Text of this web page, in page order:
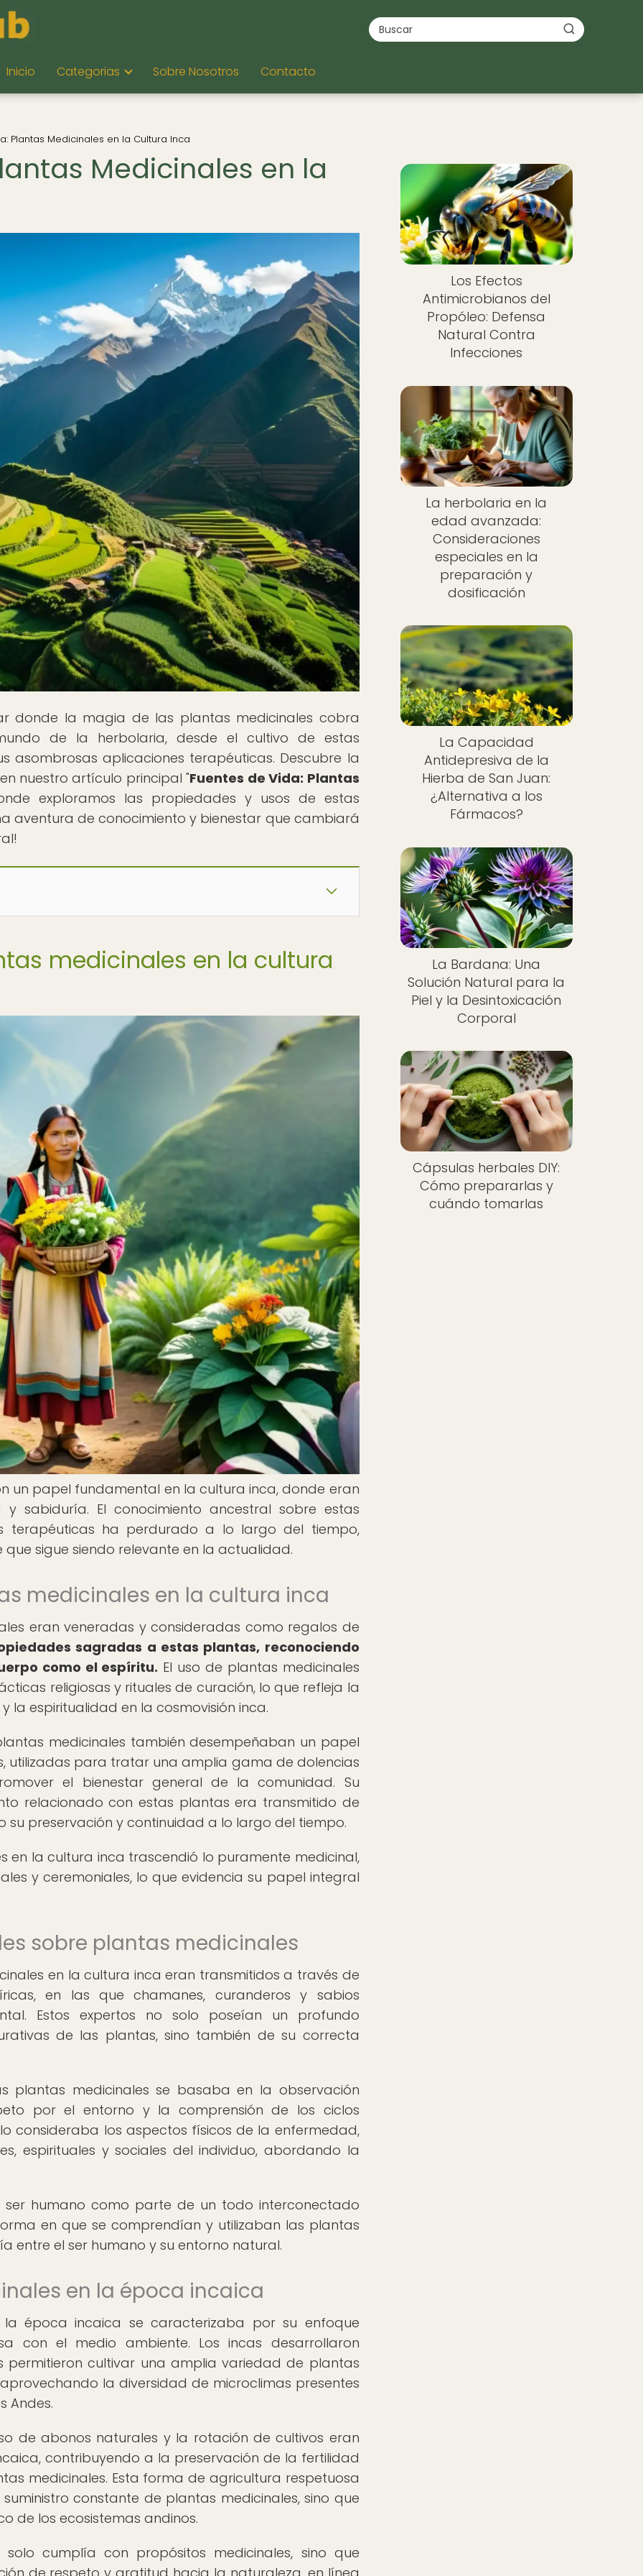
Inicio Categorias Sobre Nosotros Contacto
Plantas Medicinales en la Cultura Inca
Medicinales en la
donde la magia de las plantas medicinales cobra
de la herbolaria, desde el cultivo de estas
asombrosas aplicaciones terapéuticas. Descubre la
nuestro artículo principal "Fuentes de Vida: Plantas
exploramos las propiedades y usos de estas
aventura de conocimiento y bienestar que cambiará
medicinales en la cultura
un papel fundamental en la cultura inca, donde eran
sabiduría. El conocimiento ancestral sobre estas
terapéuticas ha perdurado a lo largo del tiempo,
sigue siendo relevante en la actualidad.
medicinales en la cultura inca
eran veneradas y consideradas como regalos de
sagradas a estas plantas, reconociendo
como el espíritu. El uso de plantas medicinales
religiosas y rituales de curación, lo que refleja la
la espiritualidad en la cosmovisión inca.
medicinales también desempeñaban un papel
utilizadas para tratar una amplia gama de dolencias
el bienestar general de la comunidad. Su
relacionado con estas plantas era transmitido de
su preservación y continuidad a lo largo del tiempo.
en la cultura inca trascendió lo puramente medicinal,
y ceremoniales, lo que evidencia su papel integral
sobre plantas medicinales
en la cultura inca eran transmitidos a través de
en las que chamanes, curanderos y sabios
Estos expertos no solo poseían un profundo
de las plantas, sino también de su correcta
plantas medicinales se basaba en la observación
por el entorno y la comprensión de los ciclos
consideraba los aspectos físicos de la enfermedad,
espirituales y sociales del individuo, abordando la
ser humano como parte de un todo interconectado
en que se comprendían y utilizaban las plantas
entre el ser humano y su entorno natural.
en la época incaica
época incaica se caracterizaba por su enfoque
con el medio ambiente. Los incas desarrollaron
cultivar una amplia variedad de plantas
la diversidad de microclimas presentes
Andes.
de abonos naturales y la rotación de cultivos eran
contribuyendo a la preservación de la fertilidad
medicinales. Esta forma de agricultura respetuosa
constante de plantas medicinales, sino que
de los ecosistemas andinos.
cumplía con propósitos medicinales, sino que
Los Efectos
Antimicrobianos del
Propóleo: Defensa
Natural Contra
Infecciones
La herbolaria en la
edad avanzada:
Consideraciones
especiales en la
preparación y
dosificación
La Capacidad
Antidepresiva de la
Hierba de San Juan:
¿Alternativa a los
Fármacos?
La Bardana: Una
Solución Natural para la
Piel y la Desintoxicación
Corporal
Cápsulas herbales DIY:
Cómo prepararlas y
cuándo tomarlas